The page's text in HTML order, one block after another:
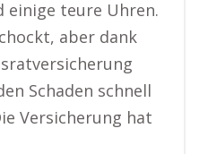
einige teure Uhren.
aber dank
Schaden schnell
Versicherung hat